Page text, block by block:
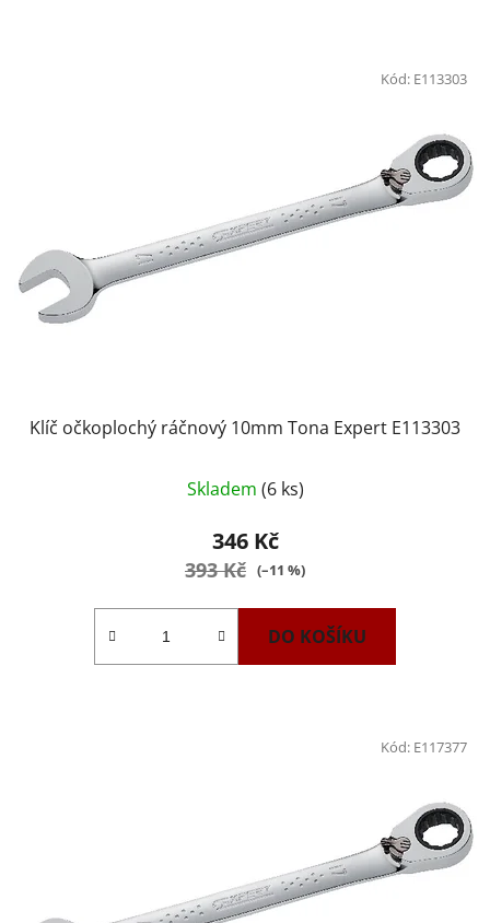
Klíč očkoplochý ráčnový 10mm Tona Expert E113303
Skladem (6 ks)
346 Kč
393 Kč (–11 %)
DO KOŠÍKU
Kód: E113303
Kód: E117377